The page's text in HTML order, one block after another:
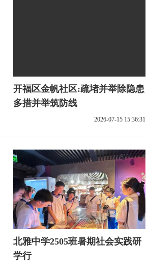
开福区金帆社区:疏堵并举除隐患
多措并举筑防线
2026-07-15 15:36:31
北雅中学2505班暑期社会实践研
学行